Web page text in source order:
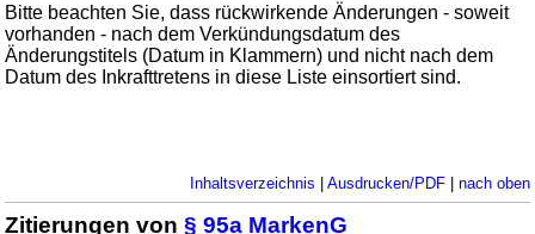
Bitte beachten Sie, dass rückwirkende Änderungen - soweit
vorhanden - nach dem Verkündungsdatum des
Änderungstitels (Datum in Klammern) und nicht nach dem
Datum des Inkrafttretens in diese Liste einsortiert sind.
Inhaltsverzeichnis | Ausdrucken/PDF| nach oben
Zitierungen von§ 95a MarkenG